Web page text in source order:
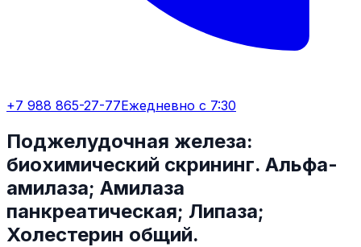
+7 988 865-27-77Ежедневно с 7:30
Поджелудочная железа:
биохимический скрининг. Альфа-
амилаза; Амилаза
панкреатическая; Липаза;
Холестерин общий.